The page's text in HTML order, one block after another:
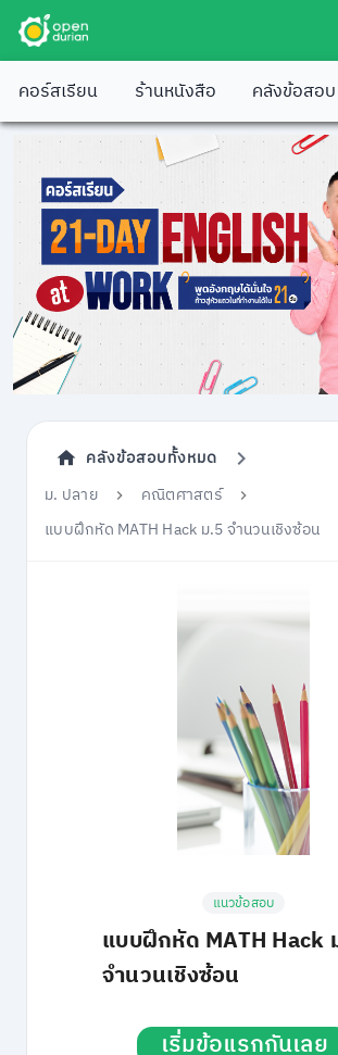
คอร์สเรียน ร้านหนังสือ คลังข้อสอบ
คลังข้อสอบทั้งหมด
ม. ปลาย
คณิตศาสตร์
แบบฝึกหัด MATH Hack ม.5 จำนวนเชิงซ้อน
แนวข้อสอบ
แบบฝึกหัด MATH Hack
จำนวนเชิงซ้อน
เริ่มข้อแรกกันเลย